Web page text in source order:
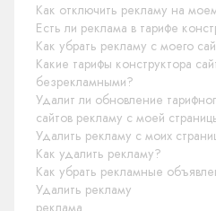
Как отключить рекламу на
Есть ли реклама в тарифе
Как убрать рекламу с моего
Какие тарифы конструктора
безрекламными?
Удалит ли обновление
сайтов рекламу с моей
Удалить рекламу с моих
Как удалить рекламу?
Как убрать рекламные
Удалить рекламу
реклама